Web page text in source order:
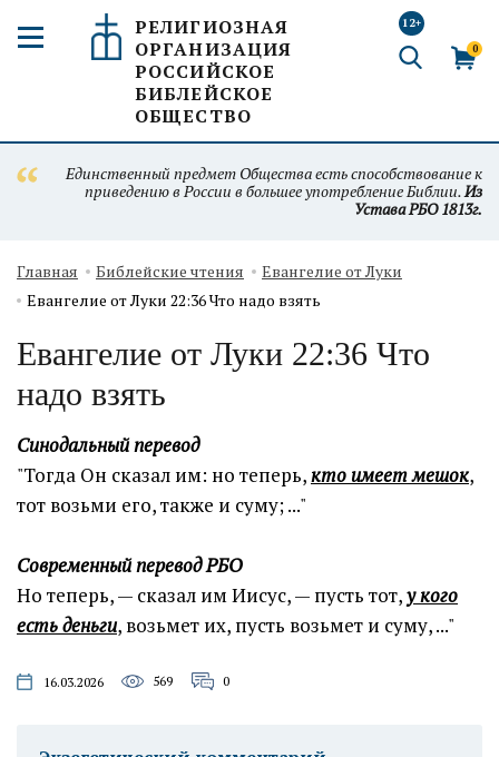
РЕЛИГИОЗНАЯ
ОРГАНИЗАЦИЯ
РОССИЙСКОЕ
БИБЛЕЙСКОЕ
ОБЩЕСТВО
12+
0
Единственный предмет Общества есть способствование к
приведению в России в большее употребление Библии.Из
Устава РБО 1813г.
Главная Библейские чтения
Евангелие от Луки
Евангелие от Луки 22:36 Что надо взять
Евангелие от Луки 22:36 Что
надо взять
Синодальный перевод
"Тогда Он сказал им: но теперь,кто имеет мешок,
тот возьми его, также и суму; ..."
Современный перевод РБО
Но теперь, — сказал им Иисус, — пусть тот,у кого
есть деньги, возьмет их, пусть возьмет и суму, ..."
16.03.2026 569 0